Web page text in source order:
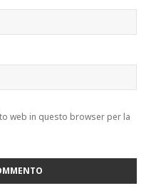
web in questo browser per la